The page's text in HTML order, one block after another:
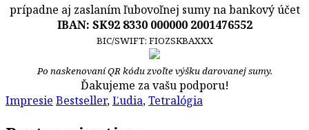
prípadne aj zaslaním ľubovoľnej sumy na bankový účet
IBAN: SK92 8330 000000 2001476552
BIC/SWIFT: FIOZSKBAXXX
Po naskenovaní QR kódu zvoľte výšku darovanej sumy.
Ďakujeme za vašu podporu!
Impresie Bestseller,Ľudia,Tetralógia